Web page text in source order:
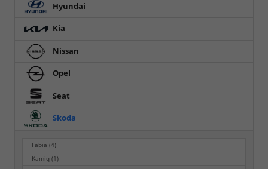
Hyundai
Kia
Nissan
Opel
Seat
Skoda
Fabia(4)
Kamiq(1)